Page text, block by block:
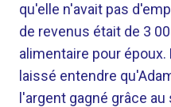
qu'elle n'avait pas
de revenus était de 3
alimentaire pour
laissé entendre
l'argent gagné grâce